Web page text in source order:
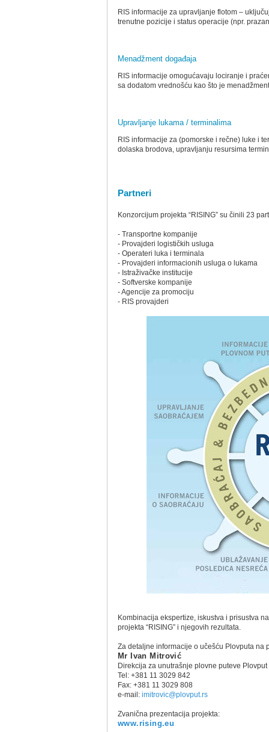
RIS informacije za upravljanje flotom –
trenutne pozicije i status operacije (npr.
Menadžment događaja
RIS informacije omogućavaju lociranje i
sa dodatom vrednošću kao što je
Upravljanje lukama / terminalima
RIS informacije za (pomorske i rečne) luke i
dolaska brodova, upravljanju resursima
Partneri
Konzorcijum projekta “RISING” su činili 23
- Transportne kompanije
- Provajderi logističkih usluga
- Operateri luka i terminala
- Provajderi informacionih usluga o lukama
- Istraživačke institucije
- Softverske kompanije
- Agencije za promociju
- RIS provajderi
Kombinacija ekspertize, iskustva i prisustva
projekta “RISING” i njegovih rezultata.
Za detaljne informacije o učešću Plovputa na
Mr Ivan Mitrović
Direkcija za unutrašnje plovne puteve Plovput
Tel: +381 11 3029 842
Fax: +381 11 3029 808
e-mail: imitrovic@plovput.rs
Zvanična prezentacija projekta:
www.rising.eu